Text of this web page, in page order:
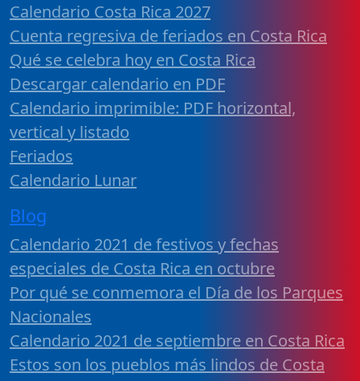
Calendario Costa Rica 2027
Cuenta regresiva de feriados en Costa Rica
Qué se celebra hoy en Costa Rica
Descargar calendario en PDF
Calendario imprimible: PDF horizontal,
vertical y listado
Feriados
Calendario Lunar
Blog
Calendario 2021 de festivos y fechas
especiales de Costa Rica en octubre
Por qué se conmemora el Día de los Parques
Nacionales
Calendario 2021 de septiembre en Costa Rica
Estos son los pueblos más lindos de Costa